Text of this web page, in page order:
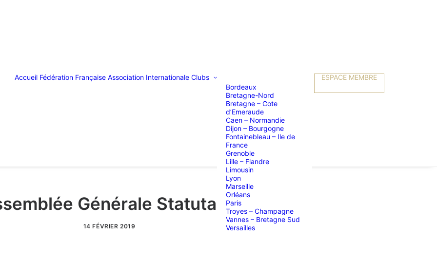
Accueil Fédération Française Association Internationale Clubs
Bordeaux
Bretagne-Nord
Bretagne – Cote
d’Emeraude
Caen – Normandie
Dijon – Bourgogne
Fontainebleau – Ile de
France
Grenoble
Lille – Flandre
Limousin
Lyon
Marseille
Orléans
Paris
Troyes – Champagne
Vannes – Bretagne Sud
Versailles
ESPACE MEMBRE
Générale Statutaire
14 FÉVRIER 2019